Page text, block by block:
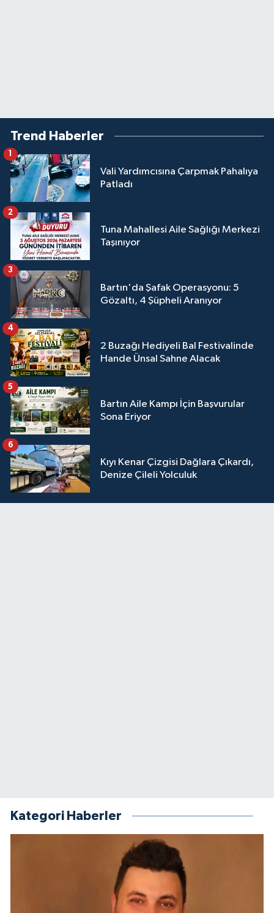
Trend Haberler
Vali Yardımcısına Çarpmak Pahalıya
Patladı
Tuna Mahallesi Aile Sağlığı Merkezi
Taşınıyor
2
Bartın'da Şafak Operasyonu: 5
Gözaltı, 4 Şüpheli Aranıyor
3
2 Buzağı Hediyeli Bal Festivalinde
Hande Ünsal Sahne Alacak
4
Bartın Aile Kampı İçin Başvurular
Sona Eriyor
5
Kıyı Kenar Çizgisi Dağlara Çıkardı,
Denize Çileli Yolculuk
6
Kategori Haberler